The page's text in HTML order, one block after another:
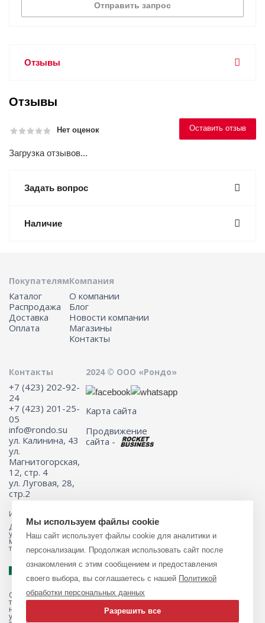
Отправить запрос
Отзывы
Отзывы
Нет оценок Оставить отзыв
Загрузка отзывов...
Задать вопрос
Наличие
Покупателям
Каталог
Распродажа
Доставка
Оплата
Компания
О компании
Блог
Новости компании
Магазины
Контакты
Контакты
+7 (423) 202-92-
24
+7 (423) 201-25-
05
info@rondo.su
ул. Калинина, 43
ул.
Магнитогорская,
12, стр. 4
ул. Луговая, 28,
стр.2
2024 © ООО «Рондо»
Карта сайта
Продвижение
сайта -
Информация на сайте не является публичной офертой.
Для получения подробной информации о наличии и стоимости
указанных товаров и (или) услуг, пожалуйста, обращайтесь к
менеджеру сайта с помощью специальной формы связи или по
телефону 8 (423) 201-25-05
Обращаем ваше внимание на то, что данный интернет-магазин, а
также вся информация о товарах и ценах, предоставленная на нём,
носит исключительно информационный характер и ни при каких
условиях не является публичной офертой, определяемой
Мы используем файлы cookie
Наш сайт использует файлы cookie для аналитики и
персонализации. Продолжая использовать сайт после
ознакомления с этим сообщением и предоставления
своего выбора, вы соглашаетесь с нашей Политикой
обработки персональных данных
Разрешить все